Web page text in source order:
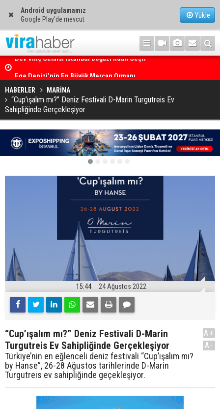
Android uygulamamız
Google Play'de mevcut
Yükle
HABERLER MARİNA
“Cup’ışalım mı?” Deniz Festivali D-Marin Turgutreis Ev
Sahipliğinde Gerçekleşiyor
15:44 24 Ağustos 2022
“Cup’ışalım mı?” Deniz Festivali D-Marin
Turgutreis Ev Sahipliğinde Gerçekleşiyor
Türkiye’nin en eğlenceli deniz festivali “Cup’ışalım mı?
by Hanse”, 26-28 Ağustos tarihlerinde D-Marin
Turgutreis ev sahipliğinde geçekleşiyor.
A+
A-